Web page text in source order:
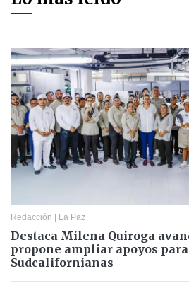
Redacción | La Paz
Destaca Milena Quiroga
propone ampliar apoyos
Sudcalifornianas